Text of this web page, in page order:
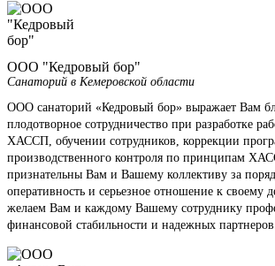
ООО "Кедровый бор"
Санаторий в Кемеровской области
ООО санаторий «Кедровый бор» выражает Вам
плодотворное сотрудничество при разработке
ХАССП, обучении сотрудников, коррекции
производственного контроля по принципам
признательны Вам и Вашему коллективу за
оперативность и серьезное отношение к своему
желаем Вам и каждому Вашему сотруднику
финансовой стабильности и надежных